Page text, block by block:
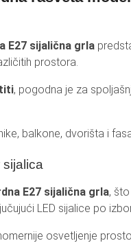
BT ZVUČNICI
HOLOGRAMI
E27 sijalična grla
prostora.
, pogodna je za
balkone, dvorišta i
E27 sijalična grla,
LED sijalice po
osvetljenje